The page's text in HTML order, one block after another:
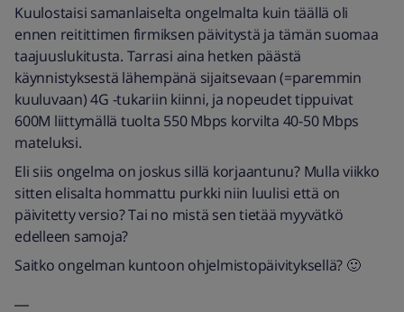
Kuulostaisi samanlaiselta ongelmalta kuin täällä oli
ennen reitittimen firmiksen päivitystä ja tämän suomaa
taajuuslukitusta. Tarrasi aina hetken päästä
käynnistyksestä lähempänä sijaitsevaan (=paremmin
kuuluvaan) 4G -tukariin kiinni, ja nopeudet tippuivat
600M liittymällä tuolta 550 Mbps korvilta 40-50 Mbps
mateluksi.
Eli siis ongelma on joskus sillä korjaantunu? Mulla viikko
sitten elisalta hommattu purkki niin luulisi että on
päivitetty versio? Tai no mistä sen tietää myyvätkö
edelleen samoja?
Saitko ongelman kuntoon ohjelmistopäivityksellä? 🙂